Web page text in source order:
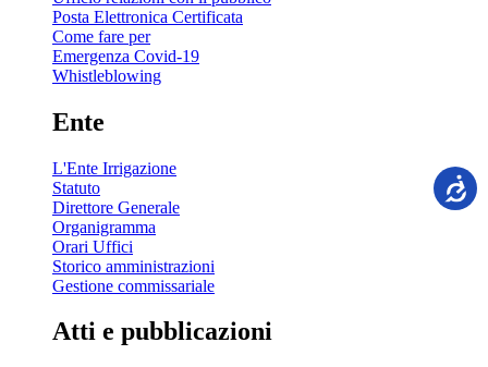
Posta Elettronica Certificata
Come fare per
Emergenza Covid-19
Whistleblowing
Ente
L'Ente Irrigazione
Statuto
Direttore Generale
Organigramma
Orari Uffici
Storico amministrazioni
Gestione commissariale
Atti e pubblicazioni